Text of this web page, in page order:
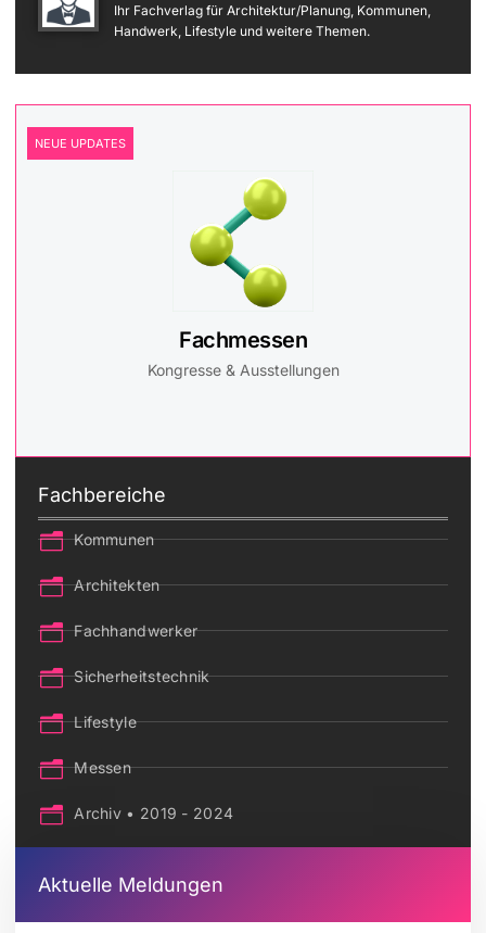
Ihr Fachverlag für Architektur/Planung, Kommunen,
Handwerk, Lifestyle und weitere Themen.
Fachmessen
Kongresse & Ausstellungen
NEUE UPDATES
Fachbereiche
Kommunen
Architekten
Fachhandwerker
Sicherheitstechnik
Lifestyle
Messen
Archiv • 2019 - 2024
Aktuelle Meldungen